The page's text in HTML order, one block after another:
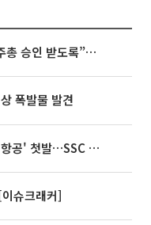
김정관 장관 “반도체 성과급, 주총 승인 받도록”…상법·자본시장법 개정 시사
폭발물 발견
티웨이항공, 새 이름 '트리니티항공' 첫발…SSC 전략 본격화
슈크래커]